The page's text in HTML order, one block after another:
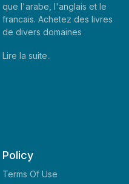
que l'arabe, l'anglais et le
francais. Achetez des livres
de divers domaines
Lire la suite..
Policy
Terms Of Use